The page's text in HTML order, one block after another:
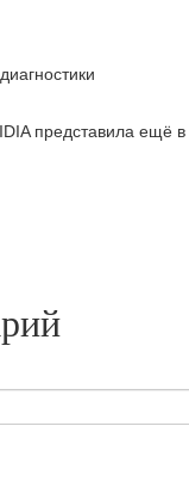
представила ещё